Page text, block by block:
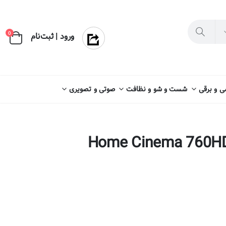
ورود | ثبت‌نام 0
و برقی شست و شو و نظافت صوتی و تصویری